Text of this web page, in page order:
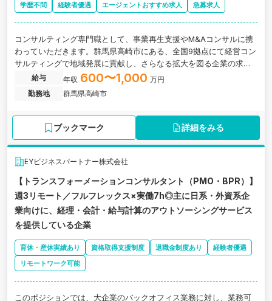
学歴不問 経験者優遇 エージェントおすすめ求人 急募求人
コンサルティング専門職として、事業再生支援やМ&Aコンサルに携
わっていただきます。群馬県高崎市にある、全国9拠点にて経営コン
サルティングで地域発展に貢献し、さらなる拡大を図る企業の求人
です。給与 年収 600〜1,000 万円
勤務地
群馬県高崎市
ブックマーク 詳細をみる
EYビジネスパートナー株式会社
【トランスフォーメーションコンサルタント（PMO・BPR）】
週3リモート／フルフレックス×実働7h◎主に日系・外資系企
業向けに、経理・会計・給与計算のアウトソーシングサービス
を提供している企業
育休・産休実績あり 資格取得支援制度 退職金制度あり
経験者優遇
リモートワーク可能
このポジションでは、大企業のバックオフィス業務に対し、業務可